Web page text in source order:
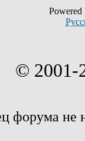
© 2001-
форума не